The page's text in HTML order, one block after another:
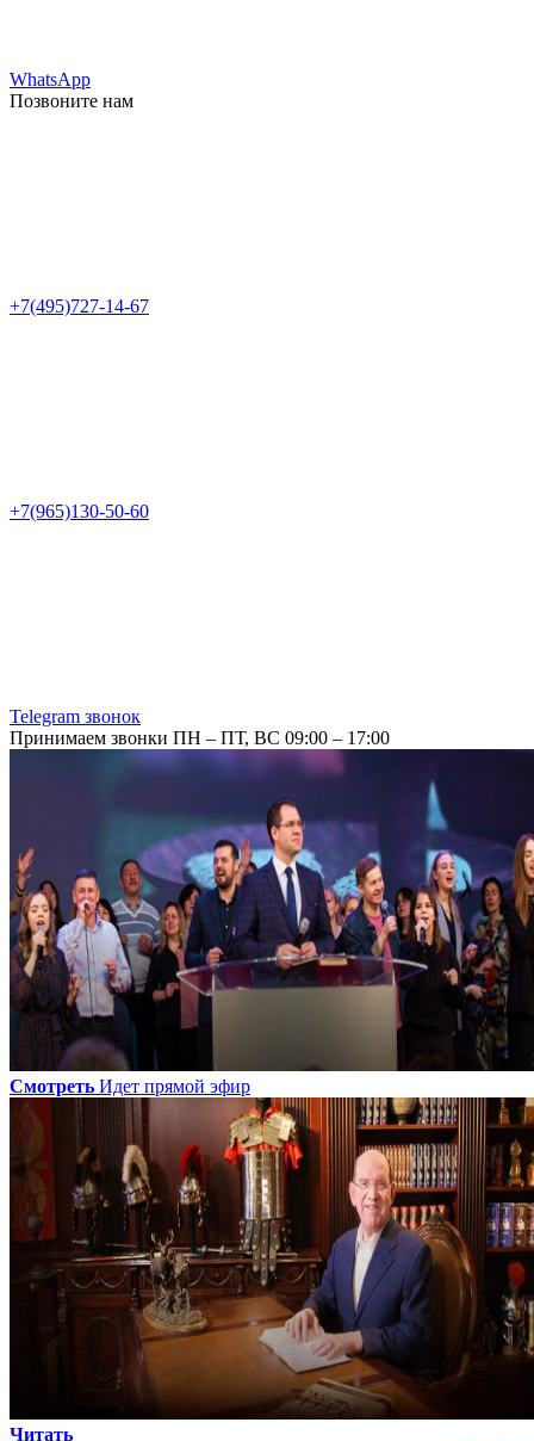
WhatsApp
Позвоните нам
+7(495)727-14-67
+7(965)130-50-60
Telegram звонок
Принимаем звонки ПН – ПТ, ВС 09:00 – 17:00
Смотреть Идет прямой эфир
Читать